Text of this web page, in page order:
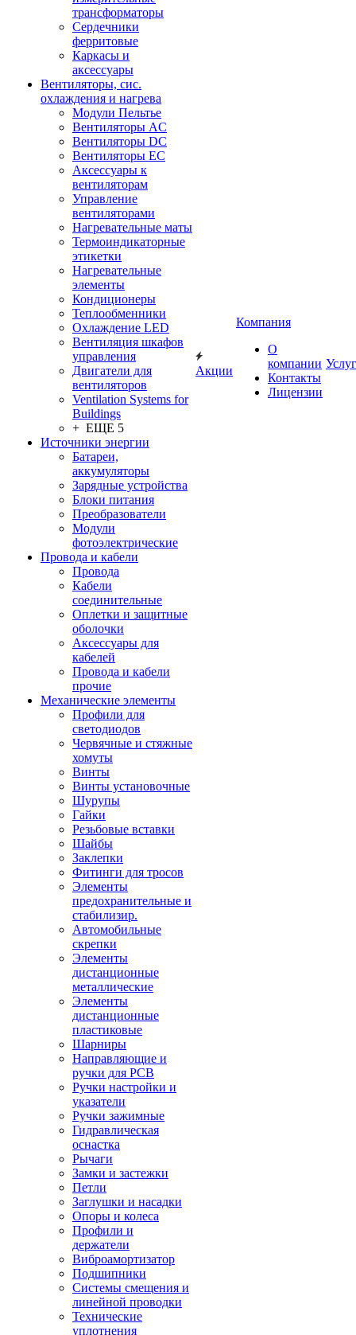
трансформаторы
Сердечники
ферритовые
Каркасы и
аксессуары
Вентиляторы, сис.
охлаждения и нагрева
Модули Пельтье
Вентиляторы AC
Вентиляторы DC
Вентиляторы EC
Аксессуары к
вентиляторам
Управление
вентиляторами
Нагревательные маты
Термоиндикаторные
этикетки
Нагревательные
элементы
Кондиционеры
Теплообменники
Охлаждение LED
Вентиляция шкафов
управления
Двигатели для
вентиляторов
Ventilation Systems for
Buildings
+ ЕЩЕ 5
Источники энергии
Батареи,
аккумуляторы
Зарядные устройства
Блоки питания
Преобразователи
Модули
фотоэлектрические
Провода и кабели
Провода
Кабели
соединительные
Оплетки и защитные
оболочки
Аксессуары для
кабелей
Провода и кабели
прочие
Механические элементы
Профили для
светодиодов
Червячные и стяжные
хомуты
Винты
Винты установочные
Шурупы
Гайки
Резьбовые вставки
Шайбы
Заклепки
Фитинги для тросов
Элементы
предохранительные и
стабилизир.
Автомобильные
скрепки
Элементы
дистанционные
металлические
Элементы
дистанционные
пластиковые
Шарниры
Направляющие и
ручки для PCB
Ручки настройки и
указатели
Ручки зажимные
Гидравлическая
оснастка
Рычаги
Замки и застежки
Петли
Заглушки и насадки
Опоры и колеса
Профили и
держатели
Виброамортизатор
Подшипники
Системы смещения и
линейной проводки
Технические
уплотнения
Акции
Компания
О
компании
Контакты
Лицензии